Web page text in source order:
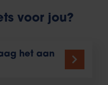
voor jou?
het aan